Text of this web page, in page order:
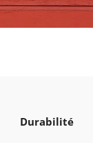
Durabilité